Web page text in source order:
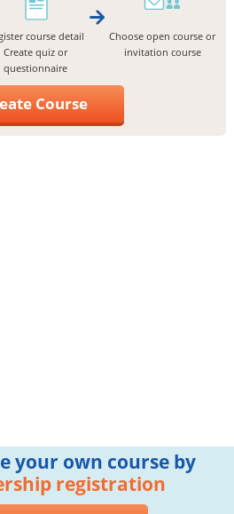
course detail
Create quiz or
questionnaire
Choose open course or
invitation course
Course
your own course by
registration